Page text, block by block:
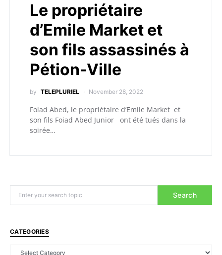
Le propriétaire
d’Emile Market et
son fils assassinés à
Pétion-Ville
by TELEPLURIEL November 28, 2022
Foiad Abed, le propriétaire d’Emile Market et
son fils Foiad Abed Junior ont été tués dans la
soirée…
Search
CATEGORIES